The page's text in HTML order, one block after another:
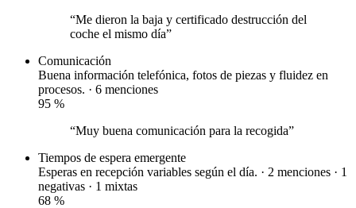
“Me dieron la baja y certificado destrucción del
coche el mismo día”
Comunicación
Buena información telefónica, fotos de piezas y fluidez en
procesos. · 6 menciones
95 %
“Muy buena comunicación para la recogida”
Tiempos de espera emergente
Esperas en recepción variables según el día. · 2 menciones · 1
negativas · 1 mixtas
68 %